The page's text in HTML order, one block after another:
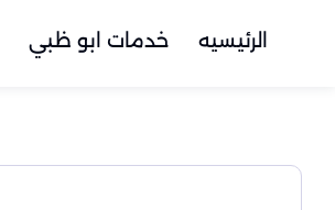
الرئيسيه خدمات ابو ظبي